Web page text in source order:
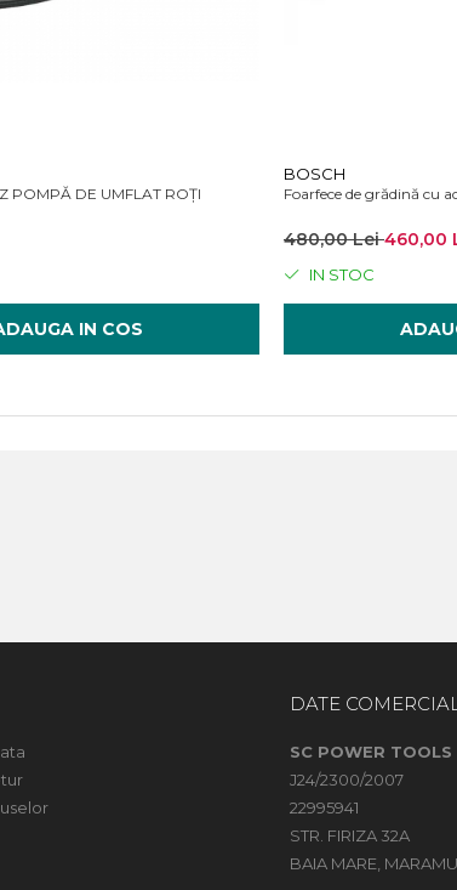
POMPĂ DE UMFLAT ROȚI
IN COS
BOSCH
480,00 Lei460,00
IN STOC
DATE
SC POWER TOOLS
J24/2300/2007
22995941
STR. FIRIZA 32A
BAIA MARE,